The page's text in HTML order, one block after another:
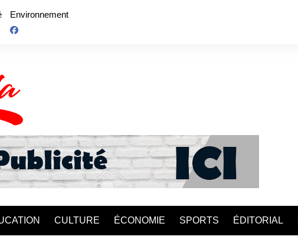
Environnement
CULTURE ÉCONOMIE SPORTS ÉDITORIAL